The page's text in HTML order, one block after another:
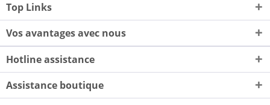
Top Links
Vos avantages avec nous
Hotline assistance
Assistance boutique